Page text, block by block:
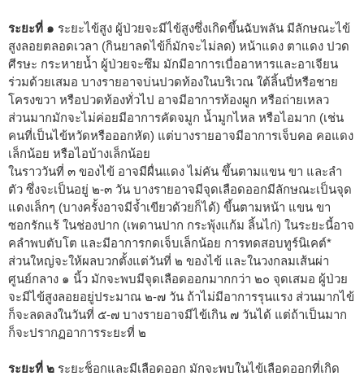
ระยะที่ ๑ ระยะไข้สูง ผู้ป่วยจะมีไข้สูงซึ่งเกิดขึ้นฉับพลัน มีลักษณะไข้
สูงลอยตลอดเวลา (กินยาลดไข้ก็มักจะไม่ลด) หน้าแดง ตาแดง ปวด
ศีรษะ กระหายน้ำ ผู้ป่วยจะซึม มักมีอาการเบื่ออาหารและอาเจียน
ร่วมด้วยเสมอ บางรายอาจบ่นปวดท้องในบริเวณ ใต้ลิ้นปี่หรือชาย
โครงขวา หรือปวดท้องทั่วไป อาจมีอาการท้องผูก หรือถ่ายเหลว
ส่วนมากมักจะไม่ค่อยมีอาการคัดจมูก น้ำมูกไหล หรือไอมาก (เช่น
คนที่เป็นไข้หวัดหรือออกหัด) แต่บางรายอาจมีอาการเจ็บคอ คอแดง
เล็กน้อย หรือไอบ้างเล็กน้อย
ในราววันที่ ๓ ของไข้ อาจมีผื่นแดง ไม่คัน ขึ้นตามแขน ขา และลำ
ตัว ซึ่งจะเป็นอยู่ ๒-๓ วัน บางรายอาจมีจุดเลือดออกมีลักษณะเป็นจุด
แดงเล็กๆ (บางครั้งอาจมีจ้ำเขียวด้วยก็ได้) ขึ้นตามหน้า แขน ขา
ซอกรักแร้ ในช่องปาก (เพดานปาก กระพุ้งแก้ม ลิ้นไก่) ในระยะนี้อาจ
คลำพบตับโต และมีอาการกดเจ็บเล็กน้อย การทดสอบทูร์นิเคต์*
ส่วนใหญ่จะให้ผลบวกตั้งแต่วันที่ ๒ ของไข้ และในวงกลมเส้นผ่า
ศูนย์กลาง ๑ นิ้ว มักจะพบมีจุดเลือดออกมากกว่า ๒๐ จุดเสมอ ผู้ป่วย
จะมีไข้สูงลอยอยู่ประมาณ ๒-๗ วัน ถ้าไม่มีอาการรุนแรง ส่วนมากไข้
ก็จะลดลงในวันที่ ๕-๗ บางรายอาจมีไข้เกิน ๗ วันได้ แต่ถ้าเป็นมาก
ก็จะปรากฏอาการระยะที่ ๒
ระยะที่ ๒ ระยะช็อกและมีเลือดออก มักจะพบในไข้เลือดออกที่เกิด